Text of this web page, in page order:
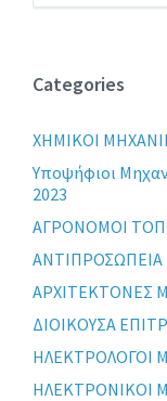
Categories
XHMIKOI
Yποψήφιοι
2023
ΑΓΡΟΝΟΜΟΙ
ΑΝΤΙΠΡΟΣΩΠΕΙΑ
ΑΡΧΙΤΕΚΤΟΝΕΣ
ΔΙΟΙΚΟΥΣΑ
ΗΛΕΚΤΡΟΛΟΓΟΙ
ΗΛΕΚΤΡΟΝΙΚΟΙ